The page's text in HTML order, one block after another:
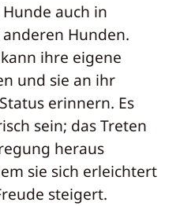
auch in
Hunden.
ihre eigene
und sie an ihr
erinnern. Es
sein; das Treten
heraus
sie sich erleichtert
steigert.